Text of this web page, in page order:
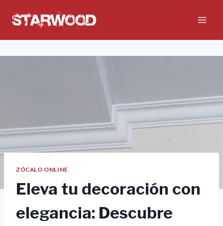
ZÓCALO ONLINE
Eleva tu decoración con
elegancia: Descubre